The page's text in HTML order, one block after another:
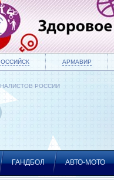
АРМАВИР
РОССИИ
ГАНДБОЛ АВТО-МОТО